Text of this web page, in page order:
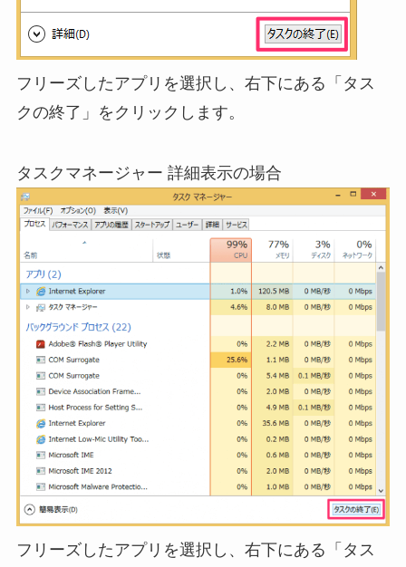
フリーズしたアプリを選択し、右下にある「タス
クの終了」をクリックします。
タスクマネージャー 詳細表示の場合
フリーズしたアプリを選択し、右下にある「タス